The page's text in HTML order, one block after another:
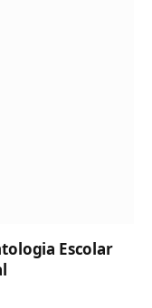
Escolar